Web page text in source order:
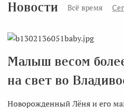
Новости Всё время
Малыш весом
на свет во
Новорожденный Лёня и его